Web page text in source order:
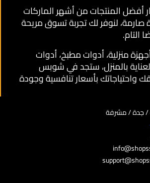
أفضل المنتجات من أشهر الماركات
صارمة، لنوفر لك تجربة تسوق مريحة
التام.
منزلية، أدوات مطبخ، أدوات
بالمنزل، ستجد في شوبس
واحتياجاتك بأسعار تنافسية وجودة
/ جدة / مشرفة